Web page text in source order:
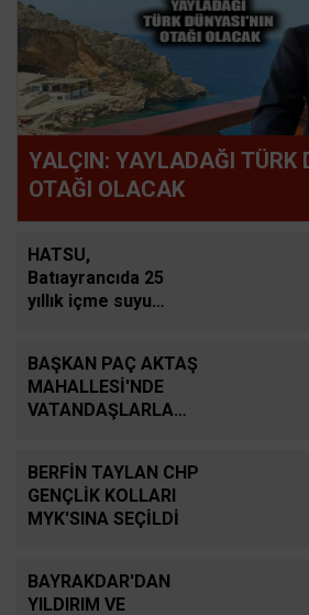
YALÇIN: YAYLADAĞI TÜRK
OTAĞI OLACAK
HATSU,
Batıayrancıda 25
yıllık içme suyu
BAŞKAN PAÇ AKTAŞ
MAHALLESİ'NDE
VATANDAŞLARLA
BERFİN TAYLAN CHP
GENÇLİK KOLLARI
MYK'SINA SEÇİLDİ
BAYRAKDAR'DAN
YILDIRIM VE